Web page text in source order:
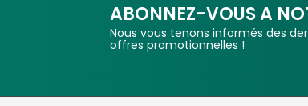
ABONNEZ-VOUS A
Nous vous tenons informés des
offres promotionnelles !